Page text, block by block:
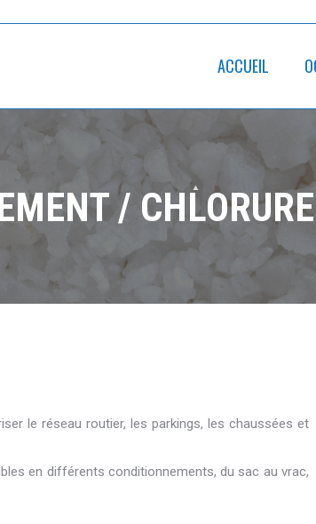
ACCUEIL
/
le réseau routier, les parkings, les chaussées et
en différents conditionnements, du sac au vrac,